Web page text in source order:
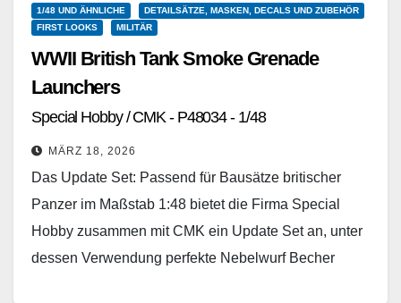
1/48 UND ÄHNLICHE
DETAILSÄTZE, MASKEN, DECALS UND ZUBEHÖR
FIRST LOOKS
MILITÄR
WWII British Tank Smoke Grenade
Launchers
Special Hobby / CMK - P48034 - 1/48
MÄRZ 18, 2026
Das Update Set: Passend für Bausätze britischer
Panzer im Maßstab 1:48 bietet die Firma Special
Hobby zusammen mit CMK ein Update Set an, unter
dessen Verwendung perfekte Nebelwurf Becher